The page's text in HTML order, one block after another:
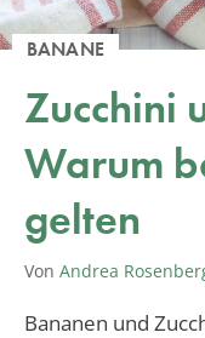
BANANE
Zucchini
Warum
gelten
Von Andrea
Bananen und